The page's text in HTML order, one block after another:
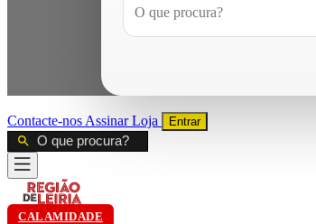
Contacte-nos AssinarLoja Entrar
CALAMIDADE